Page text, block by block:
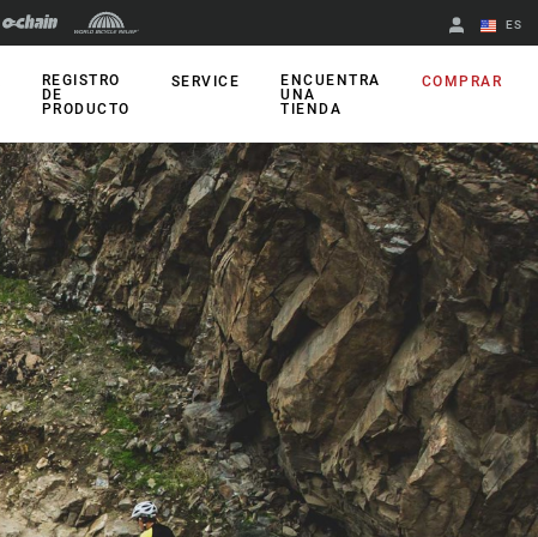
ES
English
Cambiar de
región
WIZARDS
Sensores de
presión de
neumáticos
Sensores para el
tarado de
suspensiones
Accesorios
REGISTRO
DE
PRODUCTO
SERVICE
ENCUENTRA
UNA
TIENDA
COMPRAR